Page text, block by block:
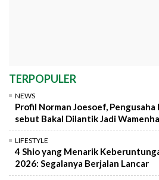
TERPOPULER
NEWS
Profil Norman Joesoef,
sebut Bakal Dilantik Jadi
LIFESTYLE
4 Shio yang Menarik
2026: Segalanya Berjalan Lancar